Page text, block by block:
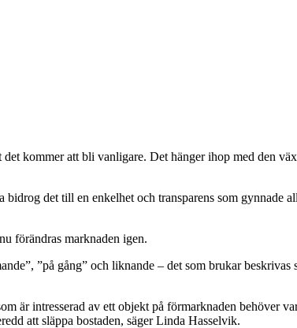
kommer att bli vanligare. Det hänger ihop med den
det till en enkelhet och transparens som gynnade
förändras marknaden igen.
”på gång” och liknande – det som brukar
är intresserad av ett objekt på förmarknaden behöver
att släppa bostaden, säger Linda Hasselvik.